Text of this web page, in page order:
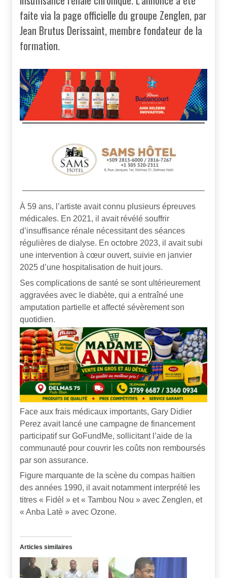
faite via la page officielle du groupe Zenglen, par
Jean Brutus Derissaint, membre fondateur de la
formation.
À 59 ans, l’artiste avait connu plusieurs épreuves
médicales. En 2021, il avait révélé souffrir
d’insuffisance rénale nécessitant des séances
régulières de dialyse. En octobre 2023, il avait subi
une intervention à cœur ouvert, suivie en janvier
2025 d’une hospitalisation de huit jours.
Ses complications de santé se sont ultérieurement
aggravées avec le diabète, qui a entraîné une
amputation partielle et affecté sévèrement son
quotidien.
Face aux frais médicaux importants, Gary Didier
Perez avait lancé une campagne de financement
participatif sur GoFundMe, sollicitant l’aide de la
communauté pour couvrir les coûts non remboursés
par son assurance.
Figure marquante de la scène du compas haïtien
des années 1990, il avait notamment interprété les
titres « Fidèl » et « Tambou Nou » avec Zenglen, et
« Anba Latè » avec Ozone.
Articles similaires